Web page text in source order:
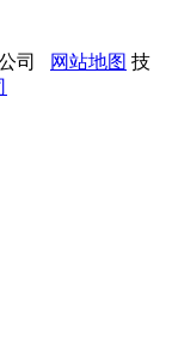
司 网站地图 技